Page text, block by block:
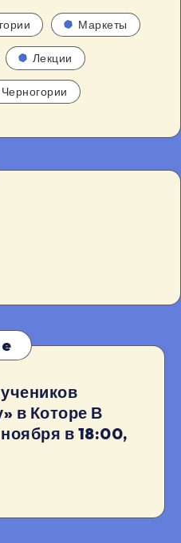
Маркеты
Лекции
в Которе В
в 18:00,